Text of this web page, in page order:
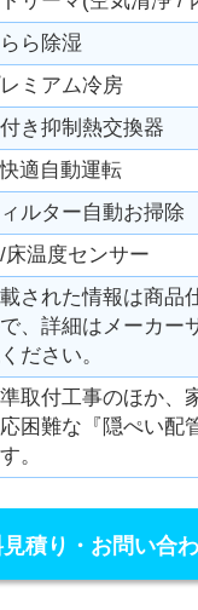
らら除湿
レミアム冷房
付き抑制熱交換器
快適自動運転
ィルター自動お掃除
/床温度センサー
された情報は商品
、詳細はメーカー
ださい。
取付工事のほか、
困難な『隠ぺい配
。
積り・お問い合